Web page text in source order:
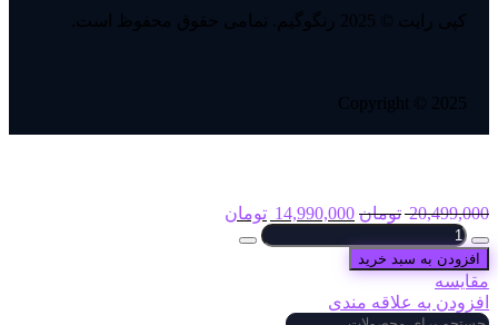
کپی رایت © 2025 رنگوگیم. تمامی حقوق محفوظ است.
Copyright © 2025
20,499,000 تومان 14,990,000 تومان
افزودن به سبد خرید
مقایسه
افزودن به علاقه مندی